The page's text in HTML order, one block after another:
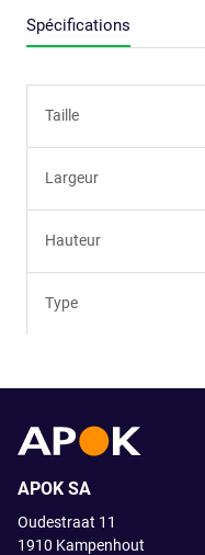
Spécifications
Taille
Largeur
Hauteur
Type
APOK SA
Oudestraat 11
1910 Kampenhout